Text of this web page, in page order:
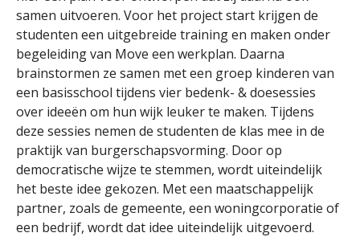
samen uitvoeren. Voor het project start krijgen de
studenten een uitgebreide training en maken onder
begeleiding van Move een werkplan. Daarna
brainstormen ze samen met een groep kinderen van
een basisschool tijdens vier bedenk- & doesessies
over ideeën om hun wijk leuker te maken. Tijdens
deze sessies nemen de studenten de klas mee in de
praktijk van burgerschapsvorming. Door op
democratische wijze te stemmen, wordt uiteindelijk
het beste idee gekozen. Met een maatschappelijk
partner, zoals de gemeente, een woningcorporatie of
een bedrijf, wordt dat idee uiteindelijk uitgevoerd.